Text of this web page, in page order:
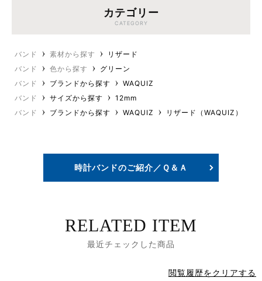
カテゴリー
CATEGORY
バンド 素材から探す
リザード
バンド
色から探す
グリーン
バンド
ブランドから探す
WAQUIZ
バンド
サイズから探す
12mm
バンド
ブランドから探す WAQUIZ リザード（WAQUIZ）
時計バンドのご紹介／Ｑ＆Ａ
RELATED ITEM
最近チェックした商品
閲覧履歴をクリアする